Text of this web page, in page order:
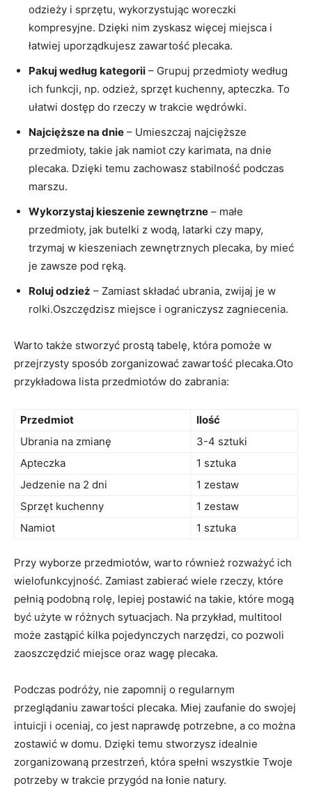
odzieży i sprzętu,⁣ wykorzystując woreczki
kompresyjne. Dzięki nim zyskasz więcej miejsca i
łatwiej uporządkujesz ​zawartość plecaka.
Pakuj‍ według kategorii ​– Grupuj przedmioty według
ich funkcji, np. odzież, sprzęt kuchenny, apteczka. To
ułatwi dostęp do‌ rzeczy w‌ trakcie wędrówki.
Najcięższe na​ dnie – Umieszczaj najcięższe
przedmioty, takie jak namiot czy karimata, na dnie
plecaka. Dzięki temu zachowasz stabilność podczas
marszu.
Wykorzystaj kieszenie zewnętrzne – małe
przedmioty, jak butelki z wodą, ⁢latarki czy mapy,
trzymaj w kieszeniach zewnętrznych plecaka, by ⁢mieć
je zawsze pod ręką.
Roluj odzież – Zamiast ‌składać ubrania, zwijaj je w
rolki.Oszczędzisz miejsce i ‌ograniczysz ‍zagniecenia.
Warto także ⁢stworzyć⁢ prostą tabelę, która pomoże w
przejrzysty sposób zorganizować zawartość plecaka.Oto
przykładowa lista przedmiotów do ​zabrania:
Przedmiot
Ilość
Ubrania na zmianę
3-4 sztuki
Apteczka
1 sztuka
Jedzenie na 2 dni
1 zestaw
Sprzęt kuchenny
1 zestaw
Namiot
1 sztuka
Przy wyborze przedmiotów, warto również rozważyć ich
wielofunkcyjność. Zamiast zabierać wiele rzeczy, które
pełnią podobną rolę, lepiej postawić na takie, które⁤ mogą
być użyte w różnych sytuacjach. Na przykład, multitool
może ⁢zastąpić kilka pojedynczych narzędzi, co pozwoli
zaoszczędzić miejsce oraz wagę plecaka.
Podczas podróży, nie zapomnij o regularnym
przeglądaniu zawartości plecaka. Miej zaufanie do swojej
intuicji i oceniaj, co jest naprawdę potrzebne, a co‌ można
zostawić w domu. Dzięki temu stworzysz idealnie
zorganizowaną przestrzeń, która spełni wszystkie Twoje
‌potrzeby w trakcie przygód na łonie⁤ natury.